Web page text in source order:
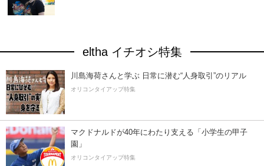
eltha イチオシ特集
川島海荷さんと学ぶ 日常に潜む“人身取引”のリアル
オリコンタイアップ特集
マクドナルドが40年にわたり支える「小学生の甲子
園」
オリコンタイアップ特集